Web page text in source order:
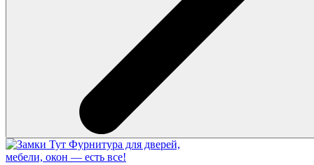
Фурнитура для дверей,
мебели, окон — есть все!